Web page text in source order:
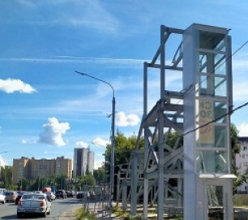
Перейти к основному содержанию